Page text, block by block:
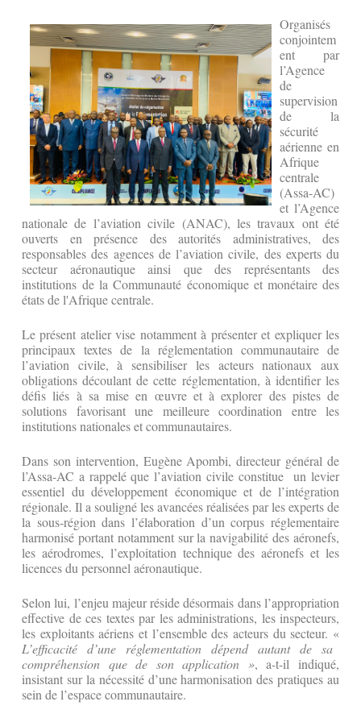
Organisés
conjointem
ent par
l’Agence
de
supervision
de la
sécurité
aérienne en
Afrique
centrale
(Assa-AC)
et l’Agence
nationale de l’aviation civile (ANAC), les travaux ont été
ouverts en présence des autorités administratives, des
responsables des agences de l’aviation civile, des experts du
secteur aéronautique ainsi que des représentants des
institutions de la Communauté économique et monétaire des
états de l'Afrique centrale.
Le présent atelier vise notamment à présenter et expliquer les
principaux textes de la réglementation communautaire de
l’aviation civile, à sensibiliser les acteurs nationaux aux
obligations découlant de cette réglementation, à identifier les
défis liés à sa mise en œuvre et à explorer des pistes de
solutions favorisant une meilleure coordination entre les
institutions nationales et communautaires.
Dans son intervention, Eugène Apombi, directeur général de
l’Assa-AC a rappelé que l’aviation civile constitue un levier
essentiel du développement économique et de l’intégration
régionale. Il a souligné les avancées réalisées par les experts de
la sous-région dans l’élaboration d’un corpus réglementaire
harmonisé portant notamment sur la navigabilité des aéronefs,
les aérodromes, l’exploitation technique des aéronefs et les
licences du personnel aéronautique.
Selon lui, l’enjeu majeur réside désormais dans l’appropriation
effective de ces textes par les administrations, les inspecteurs,
les exploitants aériens et l’ensemble des acteurs du secteur. «
L’efficacité d’une réglementation dépend autant de sa
compréhension que de son application », a-t-il indiqué,
insistant sur la nécessité d’une harmonisation des pratiques au
sein de l’espace communautaire.